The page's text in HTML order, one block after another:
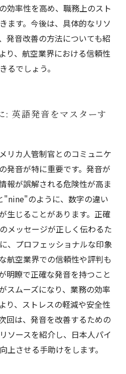
効率性を高め、職務上のスト
ます。今後は、具体的なリソ
発音改善の方法についても紹
り、航空業界における信頼性
るでしょう。
: 英語発音をマスターす
リカ人管制官とのコミュニケ
発音が特に重要です。発音が
報が誤解される危険性が高ま
"nine"のように、数字の違い
生じることがあります。正確
メッセージが正しく伝わるた
、プロフェッショナルな印象
航空業界での信頼性や評判も
明瞭で正確な発音を持つこと
スムーズになり、業務の効率
り、ストレスの軽減や安全性
回は、発音を改善するための
ソースを紹介し、日本人パイ
上させる手助けをします。